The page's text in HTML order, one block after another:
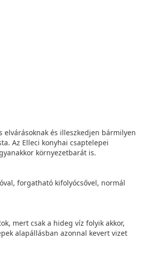
és illeszkedjen bármilyen
Az Elleci konyhai csaptelepei
környezetbarát is.
forgatható kifolyócsővel, normál
mert csak a hideg víz folyik akkor,
alapállásban azonnal kevert vizet